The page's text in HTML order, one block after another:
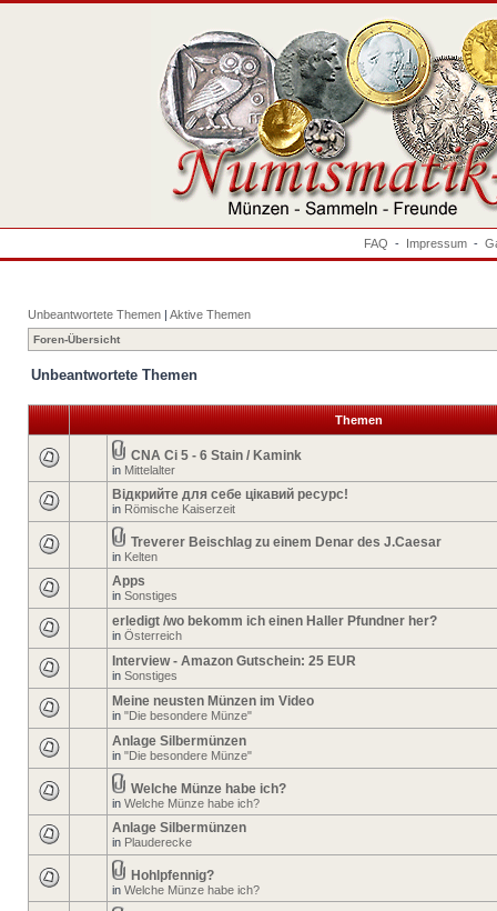
FAQ - Impressum -
Unbeantwortete Themen | Aktive Themen
Foren-Übersicht
Unbeantwortete Themen
Themen
CNA Ci 5 - 6 Stain / Kamink
in Mittelalter
Відкрийте для себе цікавий ресурс!
in Römische Kaiserzeit
Treverer Beischlag zu einem Denar des J.Caesar
in Kelten
Apps
in Sonstiges
erledigt /wo bekomm ich einen Haller Pfundner her?
in Österreich
Interview - Amazon Gutschein: 25 EUR
in Sonstiges
Meine neusten Münzen im Video
in "Die besondere Münze"
Anlage Silbermünzen
in "Die besondere Münze"
Welche Münze habe ich?
in Welche Münze habe ich?
Anlage Silbermünzen
in Plauderecke
Hohlpfennig?
in Welche Münze habe ich?